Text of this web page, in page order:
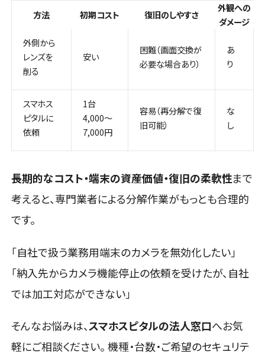
方法 初期コスト 復旧のしやすさ
外観への
ダメージ
外側から
レンズを
削る
安い
困難（画面交換が
必要な場合あり）
あ
り
スマホス
ピタルに
依頼
1台
4,000〜
7,000円
容易（再分解で復
旧可能）
な
し
長期的なコスト・端末の資産価値・復旧の柔軟性まで
考えると、専門業者による分解作業がもっとも合理的
です。
「自社で扱う業務用端末のカメラを無効化したい」
「納入先からカメラ機能停止の依頼を受けたが、自社
では加工対応ができない」
そんなお悩みは、スマホスピタルの法人窓口へお気
軽にご相談ください。 機種・台数・ご希望のセキュリテ